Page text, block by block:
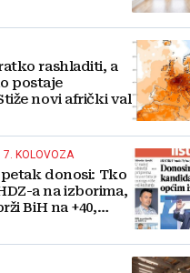
rashladiti, a
postaje
novi afrički val
7. KOLOVOZA
donosi: Tko
a na izborima,
BiH na +40,